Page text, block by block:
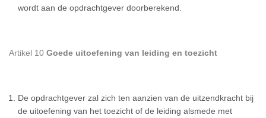
wordt aan de opdrachtgever doorberekend.
Artikel 10 Goede uitoefening van leiding en toezicht
De opdrachtgever zal zich ten aanzien van de uitzendkracht bij
de uitoefening van het toezicht of de leiding alsmede met